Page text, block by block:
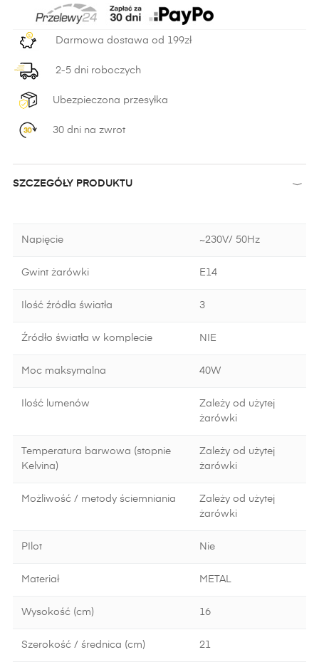
Darmowa dostawa od 199zł
2-5 dni roboczych
Ubezpieczona przesyłka
30 dni na zwrot
SZCZEGÓŁY PRODUKTU
Napięcie ~230V/ 50Hz
Gwint żarówki E14
Ilość źródła światła 3
Źródło światła w komplecie NIE
Moc maksymalna 40W
Ilość lumenów
Zależy od użytej
żarówki
Temperatura barwowa (stopnie
Kelvina)
Zależy od użytej
żarówki
Możliwość / metody ściemniania
Zależy od użytej
żarówki
PIlot Nie
Materiał METAL
Wysokość (cm) 16
Szerokość / średnica (cm) 21